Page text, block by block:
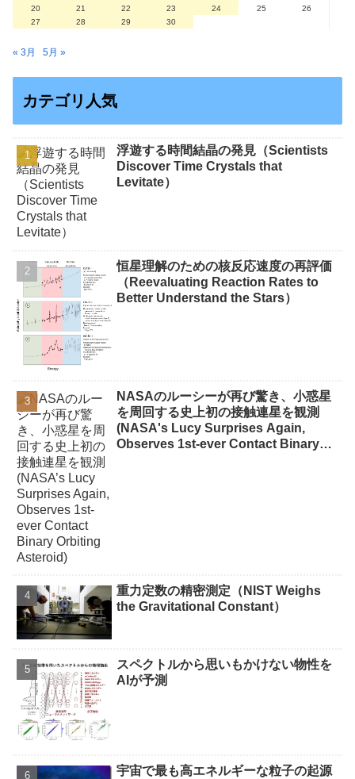
20
21 22 23 24 25
26
27
28 29 30
« 3月 5月 »
カテゴリ人気
浮遊する時間結晶の発見（Scientists
Discover Time Crystals that
Levitate）
恒星理解のための核反応速度の再評価
（Reevaluating Reaction Rates to
Better Understand the Stars）
NASAのルーシーが再び驚き、小惑星
を周回する史上初の接触連星を観測
(NASA's Lucy Surprises Again,
Observes 1st-ever Contact Binary
重力定数の精密測定（NIST Weighs
the Gravitational Constant）
スペクトルから思いもかけない物性を
AIが予測
宇宙で最も高エネルギーな粒子の起源